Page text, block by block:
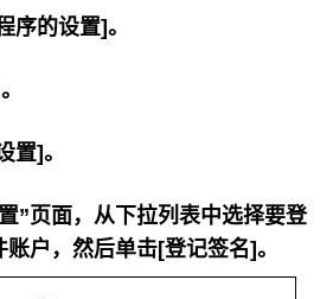
序的设置]。
置]。
”页面，从下拉列表中选择要登
户，然后单击[登记签名]。